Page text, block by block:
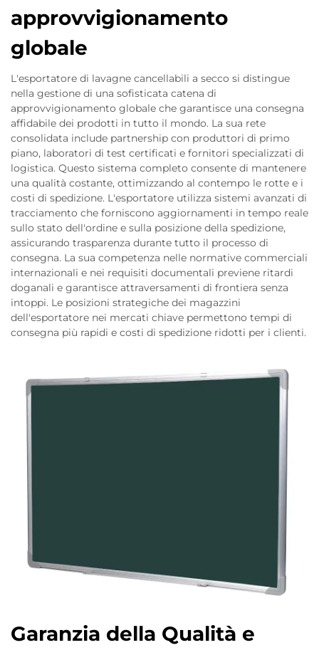
approvvigionamento
globale
L'esportatore di lavagne cancellabili a secco si distingue
nella gestione di una sofisticata catena di
approvvigionamento globale che garantisce una consegna
affidabile dei prodotti in tutto il mondo. La sua rete
consolidata include partnership con produttori di primo
piano, laboratori di test certificati e fornitori specializzati di
logistica. Questo sistema completo consente di mantenere
una qualità costante, ottimizzando al contempo le rotte e i
costi di spedizione. L'esportatore utilizza sistemi avanzati di
tracciamento che forniscono aggiornamenti in tempo reale
sullo stato dell'ordine e sulla posizione della spedizione,
assicurando trasparenza durante tutto il processo di
consegna. La sua competenza nelle normative commerciali
internazionali e nei requisiti documentali previene ritardi
doganali e garantisce attraversamenti di frontiera senza
intoppi. Le posizioni strategiche dei magazzini
dell'esportatore nei mercati chiave permettono tempi di
consegna più rapidi e costi di spedizione ridotti per i clienti.
Garanzia della Qualità e